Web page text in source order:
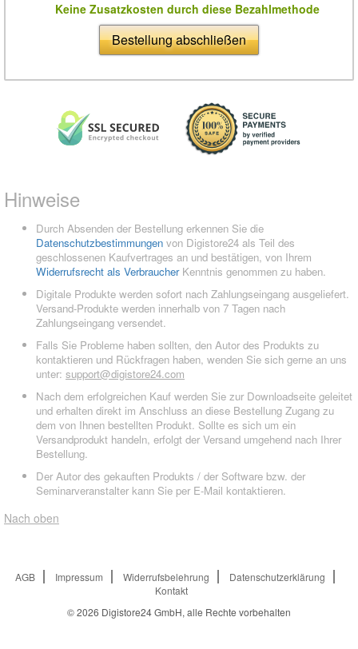
Keine Zusatzkosten durch diese Bezahlmethode
Bestellung abschließen
Hinweise
Durch Absenden der Bestellung erkennen Sie die
Datenschutzbestimmungen von Digistore24 als Teil des
geschlossenen Kaufvertrages an und bestätigen, von Ihrem
Widerrufsrecht als VerbraucherKenntnis genommen zu haben.
Digitale Produkte werden sofort nach Zahlungseingang ausgeliefert.
Versand-Produkte werden innerhalb von 7 Tagen nach
Zahlungseingang versendet.
Falls Sie Probleme haben sollten, den Autor des Produkts zu
kontaktieren und Rückfragen haben, wenden Sie sich gerne an uns
unter: support@digistore24.com
Nach dem erfolgreichen Kauf werden Sie zur Downloadseite geleitet
und erhalten direkt im Anschluss an diese Bestellung Zugang zu
dem von Ihnen bestellten Produkt. Sollte es sich um ein
Versandprodukt handeln, erfolgt der Versand umgehend nach Ihrer
Bestellung.
Der Autor des gekauften Produkts / der Software bzw. der
Seminarveranstalter kann Sie per E-Mail kontaktieren.
Nach oben
AGB Impressum Widerrufsbelehrung
Datenschutzerklärung
Kontakt
© 2026 Digistore24 GmbH, alle Rechte vorbehalten